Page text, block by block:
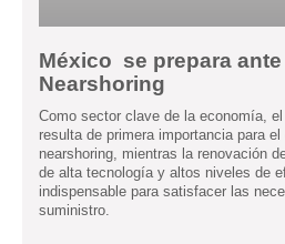
México se prepara ante
Nearshoring
Como sector clave de la economía,
resulta de primera importancia para
nearshoring, mientras la renovación
de alta tecnología y altos niveles de
indispensable para satisfacer las
suministro.